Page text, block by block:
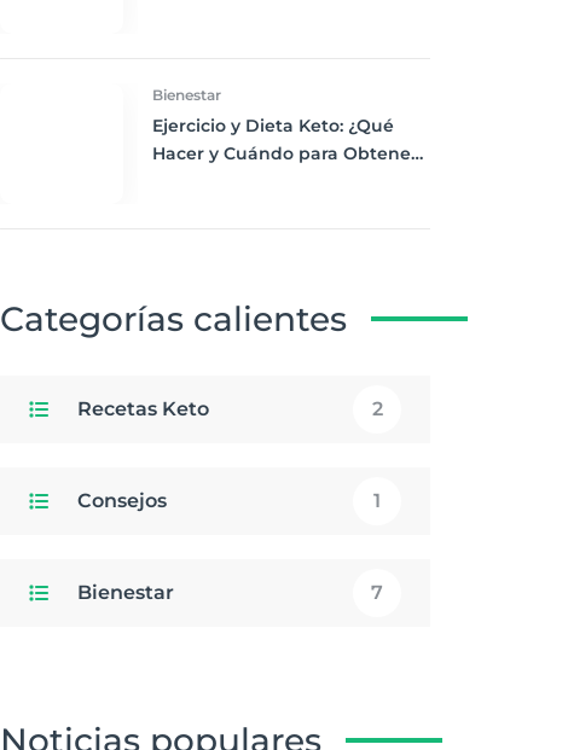
Bienestar
Ejercicio y Dieta Keto: ¿Qué
Hacer y Cuándo para Obtener
Categorías calientes
Recetas Keto 2
Consejos 1
Bienestar 7
Noticias populares